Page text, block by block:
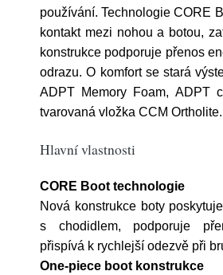
používání. Technologie CORE
kontakt mezi nohou a botou,
konstrukce podporuje přenos
odrazu. O komfort se stará
ADPT Memory Foam, ADPT
tvarovaná vložka CCM Ortholite.
Hlavní vlastnosti
CORE Boot technologie
Nová konstrukce boty
s chodidlem, podporuje
přispívá k rychlejší odezvě při
One-piece boot konstrukce